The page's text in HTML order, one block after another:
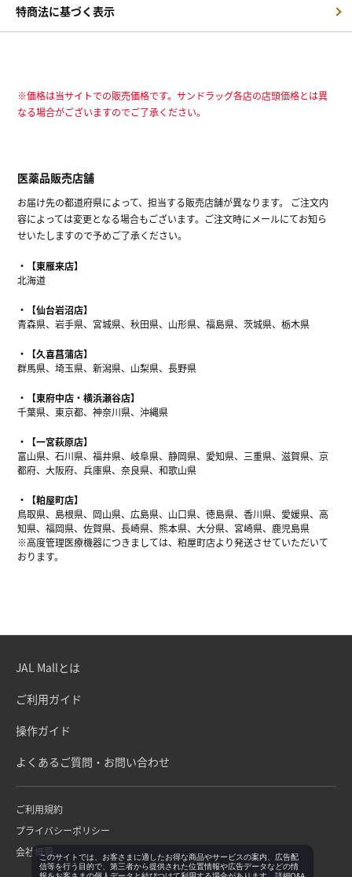
特商法に基づく表示
※価格は当サイトでの販売価格です。サンドラッグ各店の店頭価格とは異
なる場合がございますのでご了承ください。
医薬品販売店舗
お届け先の都道府県によって、担当する販売店舗が異なります。 ご注文内
容によっては変更となる場合もございます。ご注文時にメールにてお知ら
せいたしますので予めご了承ください。
【東雁来店】
北海道
【仙台岩沼店】
青森県、岩手県、宮城県、秋田県、山形県、福島県、茨城県、栃木県
【久喜菖蒲店】
群馬県、埼玉県、新潟県、山梨県、長野県
【東府中店・横浜瀬谷店】
千葉県、東京都、神奈川県、沖縄県
【一宮萩原店】
富山県、石川県、福井県、岐阜県、静岡県、愛知県、三重県、滋賀県、京
都府、大阪府、兵庫県、奈良県、和歌山県
【粕屋町店】
鳥取県、島根県、岡山県、広島県、山口県、徳島県、香川県、愛媛県、高
知県、福岡県、佐賀県、長崎県、熊本県、大分県、宮崎県、鹿児島県
※高度管理医療機器につきましては、粕屋町店より発送させていただいて
おります。
JAL Mallとは
ご利用ガイド
操作ガイド
よくあるご質問・お問い合わせ
ご利用規約
プライバシーポリシー
会社概要このサイトでは、お客さまに適したお得な商品やサービスの案内、広告配
信等を行う目的で、第三者から提供された位置情報や広告データなどの情